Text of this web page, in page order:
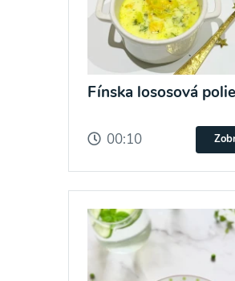
Fínska lososová
00:10